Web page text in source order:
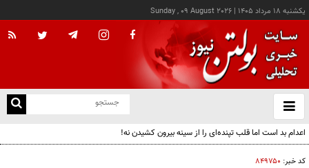
يکشنبه ۱۸ مرداد ۱۴۰۵ |
Sunday , 09 August 2026
باز
و
اعدام بد است اما قلب تپنده‌ای را از سینه بیرون کشیدن نه!
کد خبر: ۸۴۹۷۵۰